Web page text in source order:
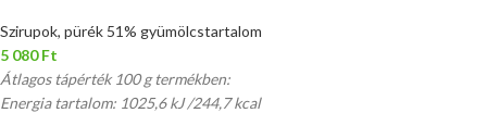
Szirupok, pürék 51% gyümölcstartalom
5 080Ft
Átlagos tápérték 100 g termékben:
Energia tartalom: 1025,6 kJ /244,7 kcal